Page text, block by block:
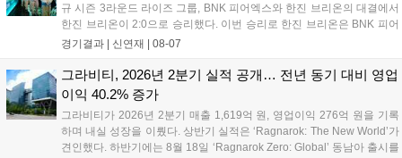
규 시즌 3라운드 라이즈 그룹, BNK 피어엑스와 한진 브리온의 대결에서
한진 브리온이 2:0으로 승리했다. 이번 승리로 한진 브리온은 BNK 피어
엑스를 제치고 라이즈 그룹 1위로 올라섰다. 1세트, 한진 브리온이 '로머'
경기결과 | 신연재 08-07
그라비티, 2026년 2분기 실적 공개… 전년 동기 대비 영업
이익 40.2% 증가
그라비티가 2026년 2분기 매출 1,619억 원, 영업이익 276억 원을 기록
하며 내실 성장을 이뤘다. 상반기 실적은 ‘Ragnarok: The New World’가
견인했다. 하반기에는 8월 18일 ‘Ragnarok Zero: Global’ 동남아 출시를